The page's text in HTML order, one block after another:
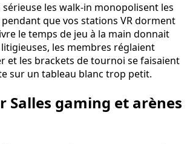
les walk-in monopolisent les
que vos stations VR dorment
le temps de jeu à la main donnait
les membres réglaient
et les brackets de tournoi se faisaient
sur un tableau blanc trop petit.
Salles gaming et arènes